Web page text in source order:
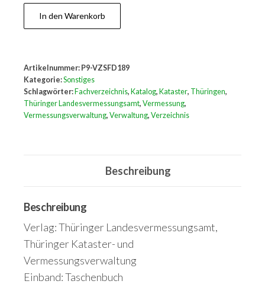
Verzeichnis
der
Leistungen
Menge
In den Warenkorb
Artikelnummer: P9-VZSFD189
Kategorie:Sonstiges
Schlagwörter: Fachverzeichnis, Katalog, Kataster, Thüringen,
Thüringer Landesvermessungsamt, Vermessung,
Vermessungsverwaltung, Verwaltung, Verzeichnis
Beschreibung
Beschreibung
Verlag: Thüringer Landesvermessungsamt,
Thüringer Kataster- und
Vermessungsverwaltung
Einband: Taschenbuch